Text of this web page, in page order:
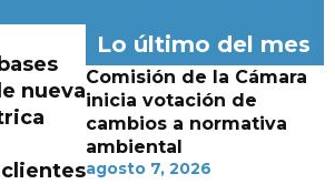
nueva
Lo último del mes
Comisión de la Cámara
inicia votación de
cambios a normativa
ambiental
agosto 7, 2026